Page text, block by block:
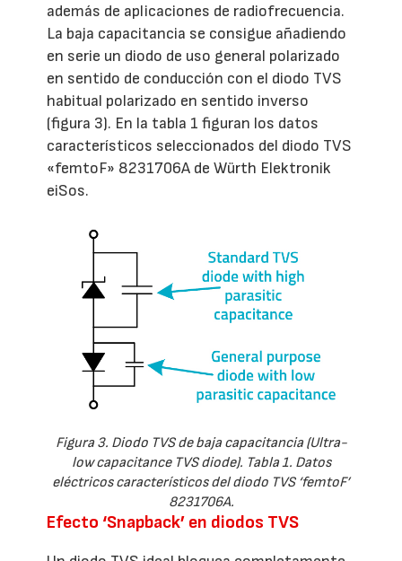
además de aplicaciones de radiofrecuencia.
La baja capacitancia se consigue añadiendo
en serie un diodo de uso general polarizado
en sentido de conducción con el diodo TVS
habitual polarizado en sentido inverso
(figura 3). En la tabla 1 figuran los datos
característicos seleccionados del diodo TVS
«femtoF» 8231706A de Würth Elektronik
eiSos.
Figura 3. Diodo TVS de baja capacitancia (Ultra-
low capacitance TVS diode). Tabla 1. Datos
eléctricos característicos del diodo TVS ‘femtoF’
8231706A.
Efecto ‘Snapback’ en diodos TVS